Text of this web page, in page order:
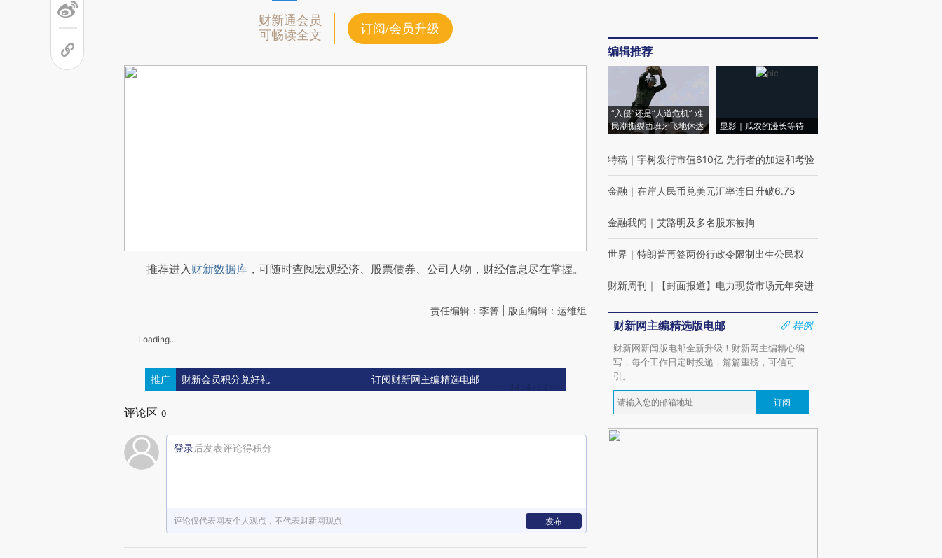
财新通会员
可畅读全文
订阅/会员升级
推荐进入财新数据库 ，可随时查阅宏观经济、股票债券、公司人物，财经信息尽在掌握。
责任编辑：李箐 | 版面编辑：运维组
Loading...
推广 财新会员积分兑好礼 订阅财新网主编精选电邮
评论区 0
登录后发表评论得积分
评论仅代表网友个人观点，不代表财新网观点 发布
编辑推荐
“入侵”还是“人道危机” 难
民潮撕裂西班牙飞地休达
显影｜瓜农的漫长等待
特稿 ｜ 宇树发行市值610亿 先行者的加速和考验
金融 ｜ 在岸人民币兑美元汇率连日升破6.75
金融我闻 ｜ 艾路明及多名股东被拘
世界 ｜ 特朗普再签两份行政令限制出生公民权
财新周刊 ｜ 【封面报道】电力现货市场元年突进
财新网主编精选版电邮
样例
财新网新闻版电邮全新升级！财新网主编精心编
写，每个工作日定时投递，篇篇重磅，可信可
引。
订阅